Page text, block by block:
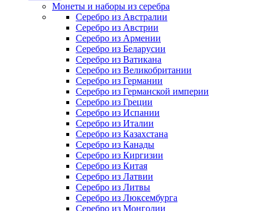
Монеты и наборы из серебра
Серебро из Австралии
Серебро из Австрии
Серебро из Армении
Серебро из Беларусии
Серебро из Ватикана
Серебро из Великобритании
Серебро из Германии
Серебро из Германской империи
Серебро из Греции
Серебро из Испании
Серебро из Италии
Серебро из Казахстана
Серебро из Канады
Серебро из Киргизии
Серебро из Китая
Серебро из Латвии
Серебро из Литвы
Серебро из Люксембурга
Серебро из Монголии